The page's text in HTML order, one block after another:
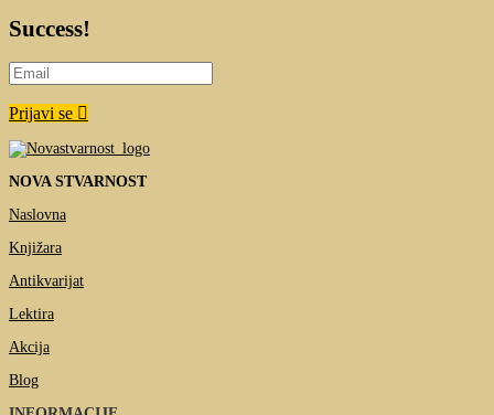
Success!
Prijavi se
NOVA STVARNOST
Naslovna
Knjižara
Antikvarijat
Lektira
Akcija
Blog